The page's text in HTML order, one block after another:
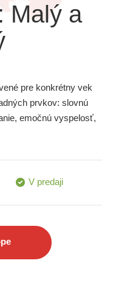
Malý a
pre konkrétny vek
prvkov: slovnú
emočnú vyspelosť,
V predaji